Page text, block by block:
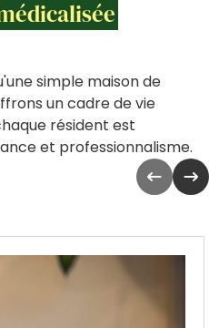
simple maison de
un cadre de vie
résident est
et professionnalisme.